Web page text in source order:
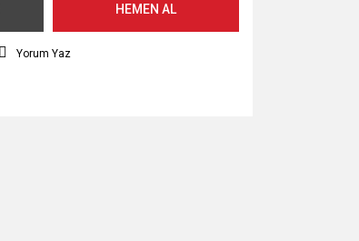
HEMEN AL
Yorum Yaz